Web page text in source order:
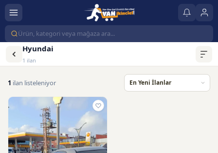
Hyundai
1 ilan
1 ilan listeleniyor